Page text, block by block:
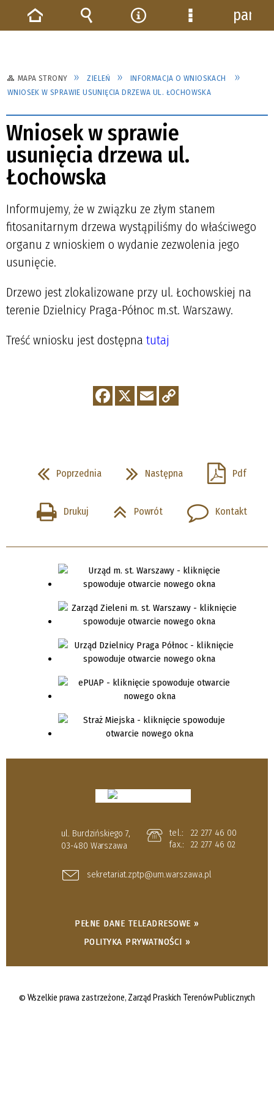
MAPA STRONY ZIELEŃ
INFORMACJA O WNIOSKACH
WNIOSEK W SPRAWIE USUNIĘCIA DRZEWA UL. ŁOCHOWSKA
Wniosek w sprawie
usunięcia drzewa ul.
Łochowska
Informujemy, że w związku ze złym stanem
fitosanitarnym drzewa wystąpiliśmy do właściwego
organu z wnioskiem o wydanie zezwolenia jego
usunięcie.
Drzewo jest zlokalizowane przy ul. Łochowskiej na
terenie Dzielnicy Praga-Północ m.st. Warszawy.
Treść wniosku jest dostępna tutaj
Poprzednia Następna Pdf
Drukuj Powrót Kontakt
ul. Burdzińskiego 7,
03-480 Warszawa
tel.:
22 277 46 00
fax.:
22 277 46 02
sekretariat.zptp@um.warszawa.pl
PEŁNE DANE TELEADRESOWE »
POLITYKA PRYWATNOŚCI »
© Wszelkie prawa zastrzeżone, Zarząd Praskich Terenów Publicznych
Strona Wyszukiwarka
NarzędziaMenu
panel